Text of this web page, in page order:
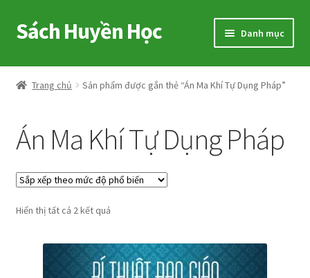
Đi
đến
hướng
Chuyển
đến
dung
Sách Huyền Học Danh mục
Home
Shop
Voucher
Hướng Dẫn
Trang chủ Sản phẩm được gắn thẻ “Án Ma Khí Tự Dụng Pháp”
Án Ma Khí Tự Dụng Pháp
Hiển thị tất cả 2 kết quảĐã
theo
mức